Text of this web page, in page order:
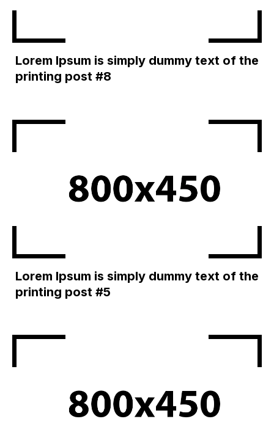
Lorem Ipsum is simply dummy text of the
printing post #8
Lorem Ipsum is simply dummy text of the
printing post #5